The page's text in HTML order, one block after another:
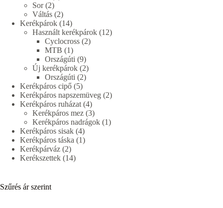
Sor 22
termék
Váltás 22
termék
Kerékpárok 1414
termék
Használt kerékpárok 1212
Cyclocross 22
MTB 11
termék
Országúti 99
termék
Új kerékpárok 22
termék
Országúti 22
Kerékpáros cipő 55
termék
Kerékpáros napszemüveg 22
Kerékpáros ruházat 44
termék
Kerékpáros mez 33
termék
Kerékpáros nadrágok 11
Kerékpáros sisak 44
termék
Kerékpáros táska 11
Kerékpárváz 22
termék
Kerékszettek 1414
Szűrés ár szerint